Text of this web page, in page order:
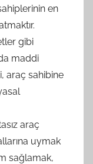
en
gibi
maddi
araç sahibine
araç
uymak
sağlamak,